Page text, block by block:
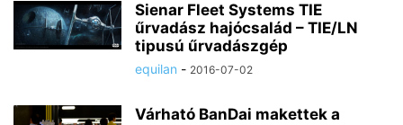
Sienar Fleet Systems TIE
űrvadász hajócsalád – TIE/LN
tipusú űrvadászgép
equilan - 2016-07-02
Várható BanDai makettek a